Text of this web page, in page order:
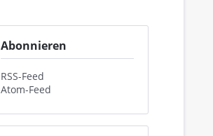
Abonnieren
RSS-Feed
Atom-Feed